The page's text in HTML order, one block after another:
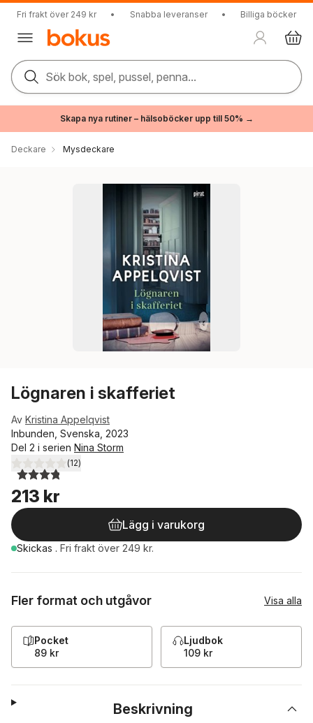
Fri frakt över 249 kr • Snabba leveranser • Billiga böcker
Sök bok, spel, pussel, penna...
Skapa nya rutiner – hälsoböcker upp till 50% →
Deckare Mysdeckare
Lögnaren i skafferiet
Av Kristina Appelqvist
Inbunden, Svenska, 2023
Del 2 i serien Nina Storm
3,8utav 5 stjärnor. Totalt antal röster:
(12)
213 kr
Lägg i varukorg
Skickas . Fri frakt över 249 kr.
Fler format och utgåvor Visa alla
Pocket
89 kr
Ljudbok
109 kr
Beskrivning